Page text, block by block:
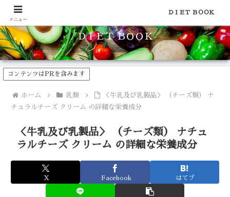
食品のカロリーや糖質などの栄養素がわかる！健康やダイエットに
ＤＩＥＴ ＢＯＯＫ
コンテンツはPRを含みます
ホーム 乳類
＜牛乳及び乳製品＞ （チーズ類） ナ
チュラルチーズ クリーム の詳細な栄養成分
＜牛乳及び乳製品＞ （チーズ類） ナチュ
ラルチーズ クリーム の詳細な栄養成分
X Facebook はてブ
メニュー
ＤＩＥＴ ＢＯＯＫ